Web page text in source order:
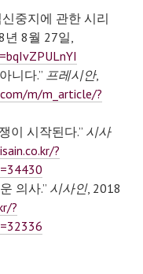
중지에 관한 시리
년 8월 27일,
니다.” 프레시안,
m/m_article/?
이 시작된다.” 시사
?
의사.” 시사인, 2018
?